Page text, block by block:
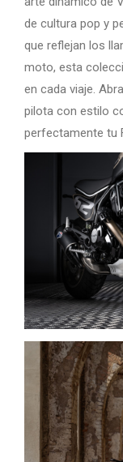
de cultura pop y
que reflejan los
moto, esta
en cada viaje.
pilota con estilo
perfectamente tu